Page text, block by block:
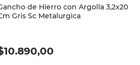
de Hierro con Argolla 3,2x20
Gris Sc Metalurgica
10.890,00